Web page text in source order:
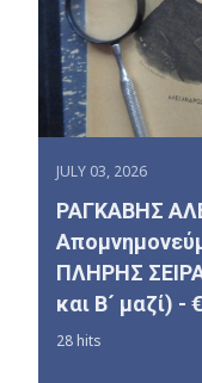
JULY 03, 2026
ΡΑΓΚΑΒΗΣ
ΠΛΗΡΗΣ ΣΕΙΡΑ
και Β´ μαζί) -
28 hits